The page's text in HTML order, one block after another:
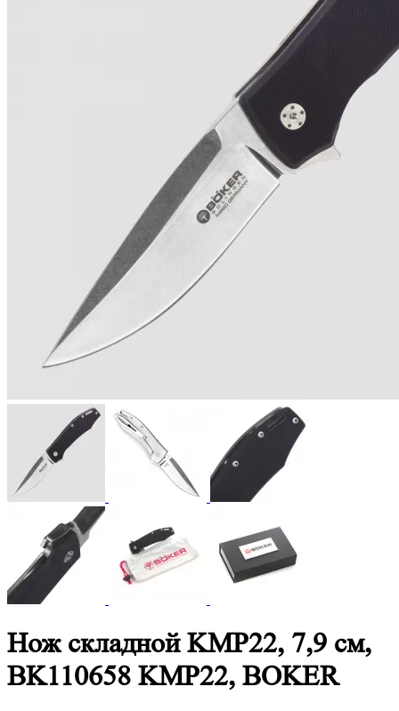
Нож складной KMP22, 7,9 см,
BK110658 KMP22, BOKER